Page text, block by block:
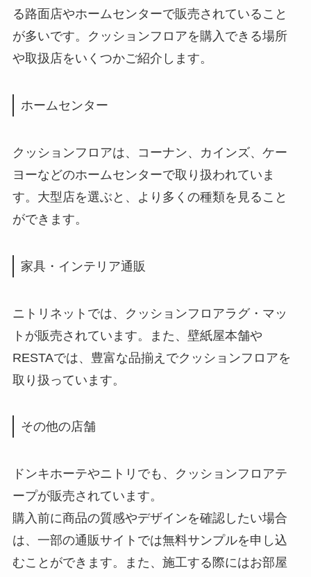
る路面店やホームセンターで販売されていること
が多いです。クッションフロアを購入できる場所
や取扱店をいくつかご紹介します。
ホームセンター
クッションフロアは、コーナン、カインズ、ケー
ヨーなどのホームセンターで取り扱われていま
す。大型店を選ぶと、より多くの種類を見ること
ができます。
家具・インテリア通販
ニトリネットでは、クッションフロアラグ・マッ
トが販売されています。また、壁紙屋本舗や
RESTAでは、豊富な品揃えでクッションフロアを
取り扱っています。
その他の店舗
ドンキホーテやニトリでも、クッションフロアテ
ープが販売されています。
購入前に商品の質感やデザインを確認したい場合
は、一部の通販サイトでは無料サンプルを申し込
むことができます。また、施工する際にはお部屋